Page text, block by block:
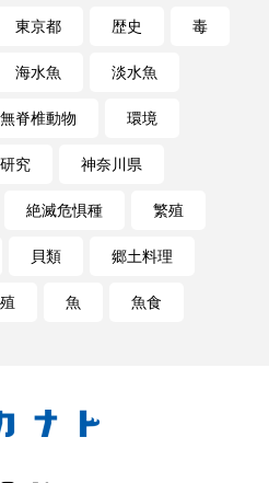
水族館 水族館人
水生生物 汽水域
館
海藻
東京都 歴史 毒
海水魚 淡水魚
無脊椎動物 環境
研究 神奈川県
絶滅危惧種 繁殖
貝類 郷土料理
魚 魚食